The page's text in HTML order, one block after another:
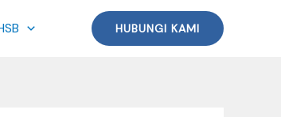
HUBUNGI KAMI